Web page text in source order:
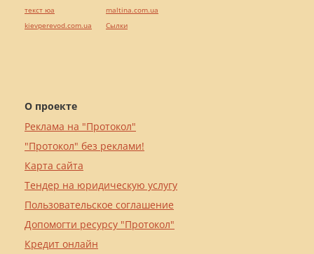
О проекте
Реклама на "Протокол"
"Протокол" без реклами!
Карта сайта
Тендер на юридическую услугу
Пользовательское соглашение
Допомогти ресурсу "Протокол"
Кредит онлайн
текст юа
kievperevod.com.ua
maltina.com.ua
Cылки